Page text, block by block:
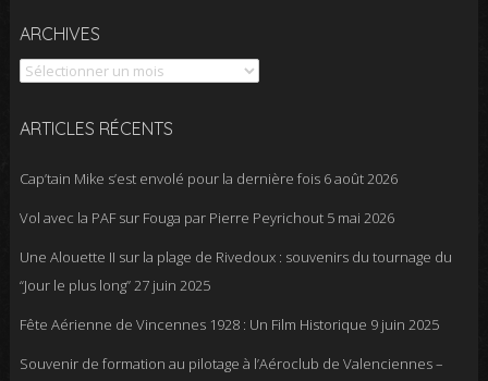
ARCHIVES
Archives
ARTICLES RÉCENTS
Cap’tain Mike s’est envolé pour la dernière fois 6 août 2026
Vol avec la PAF sur Fouga par Pierre Peyrichout 5 mai 2026
Une Alouette II sur la plage de Rivedoux : souvenirs du tournage du
“Jour le plus long”27 juin 2025
Fête Aérienne de Vincennes 1928 : Un Film Historique 9 juin 2025
Souvenir de formation au pilotage à l’Aéroclub de Valenciennes –